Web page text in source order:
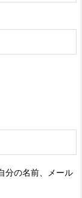
分の名前、メール